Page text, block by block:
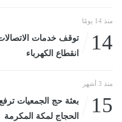
منذ 14 يومًا
14
توقف خدمات
انقطاع الكهرباء
منذ 3 أشهر
15
بعثة حج الجمعيات
الحجاج لمكة المكرمة